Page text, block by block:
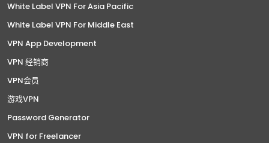
White Label VPN For Asia Pacific
White Label VPN For Middle East
VPN App Development
VPN 经销商
VPN会员
游戏VPN
Password Generator
VPN for Freelancer